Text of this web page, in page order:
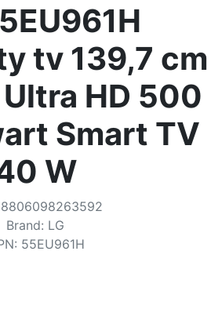
tv 139,7 cm
HD 500
Smart TV
W
8806098263592
Brand: LG
: 55EU961H